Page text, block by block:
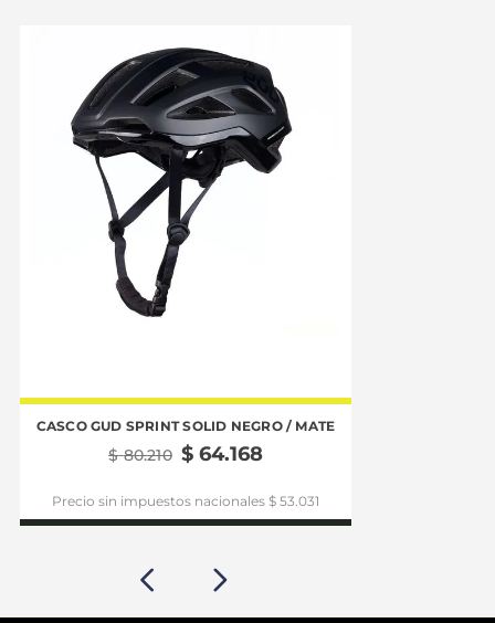
CASCO GUD SPRINT SOLID NEGRO / MATE
$ 80.210 $ 64.168
Precio sin impuestos nacionales $ 53.031